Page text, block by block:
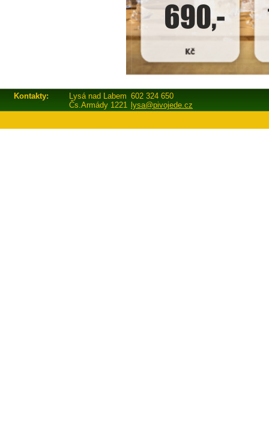
Kontakty: Lysá nad Labem 602 324 650
Čs.Armády 1221 lysa@pivojede.cz